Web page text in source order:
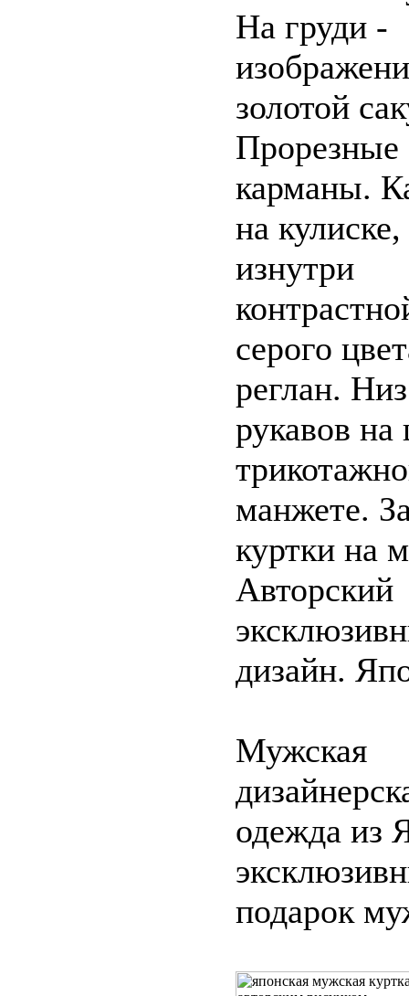
На груди -
золотой
Прорезные
карманы.
на
изнутри
серого
реглан.
рукавов
манжете.
куртки на
Авторский
дизайн.
Мужская
одежда из
подарок